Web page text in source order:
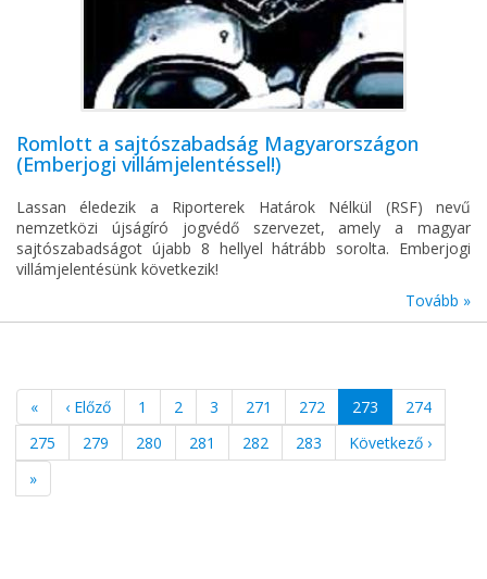
Romlott a sajtószabadság Magyarországon
(Emberjogi villámjelentéssel!)
Lassan éledezik a Riporterek Határok Nélkül (RSF) nevű
nemzetközi újságíró jogvédő szervezet, amely a magyar
sajtószabadságot újabb 8 hellyel hátrább sorolta. Emberjogi
villámjelentésünk következik!
Tovább »
« ‹ Előző 1 2 3 271 272 273
274
275
279 280 281 282 283
Következő ›
»